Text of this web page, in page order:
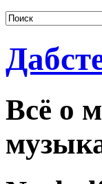
Всё о